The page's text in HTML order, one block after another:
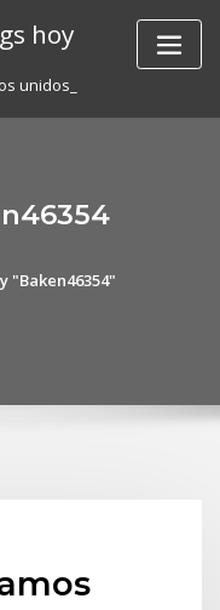
hoy
unidos_
"Baken46354"